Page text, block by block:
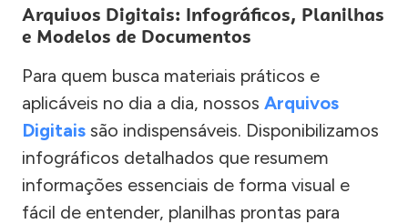
Arquivos Digitais: Infográficos, Planilhas
e Modelos de Documentos
Para quem busca materiais práticos e
aplicáveis no dia a dia, nossos Arquivos
Digitais são indispensáveis. Disponibilizamos
infográficos detalhados que resumem
informações essenciais de forma visual e
fácil de entender, planilhas prontas para